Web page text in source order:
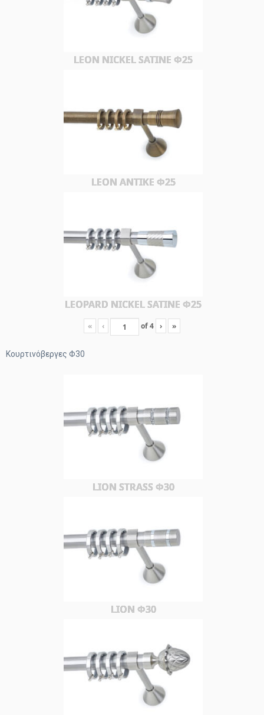
LEON NICKEL SATINE Φ25
LEON ΑΝΤΙΚΕ Φ25
LEOPARD NICKEL SATINE Φ25
« ‹ of4 › »
Κουρτινόβεργες Φ30
LION STRASS Φ30
LION Φ30